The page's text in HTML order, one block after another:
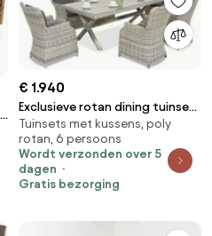
€ 1.940
Exclusieve rotan dining tuinset
Londen Garden Point antraciet
Tuinsets met kussens, poly
rotan, 6 persoons
Wordt verzonden over 5
dagen
Gratis bezorging